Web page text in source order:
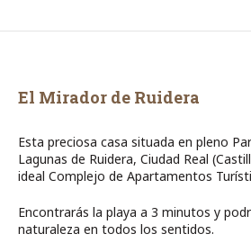
El Mirador de Ruidera
Esta preciosa casa situada en pleno
Lagunas de Ruidera, Ciudad Real
ideal Complejo de Apartamentos
Encontrarás la playa a 3 minutos y
naturaleza en todos los sentidos.